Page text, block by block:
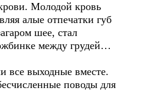
Молодой кровь
алые отпечатки губ
шее, стал
между грудей…
все выходные вместе.
поводы для